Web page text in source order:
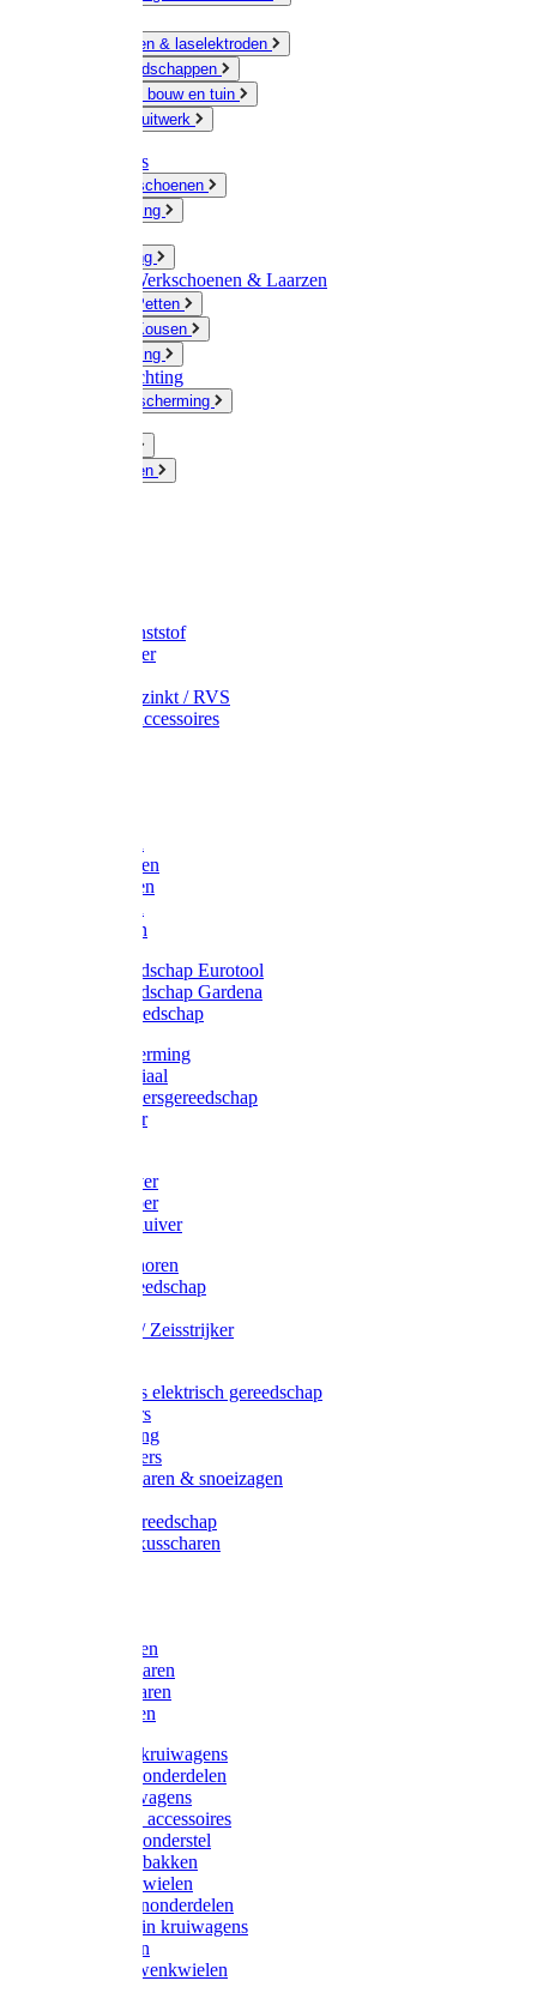
Slijpschijven & laselektroden
Handgereedschappen
IJzerwaren bouw en tuin
Hang en sluitwerk
Disposables
Werkhandschoenen
Regenkleding
Werkkleding
Wandel-/ Werkschoenen & Laarzen
Hoeden / Petten
Sokken / Kousen
Winterkleding
Winkelinrichting
Gelaatsbescherming
Knaagdieren
Emmer kunststof
Schepemmer
Emmer verzinkt / RVS
Regenton accessoires
Gazonharken
Asfaltharken
Hooiharken
Handgereedschap Eurotool
Handgereedschap Gardena
Kindergereedschap
Kniebescherming
Afzetmateriaal
Stratenmakersgereedschap
Straathamer
Mestschuiver
Mestschraper
Sneeuwschuiver
Zeis toebehoren
Baggergereedschap
Wetstenen / Zeisstrijker
Accessoires elektrisch gereedschap
Grasmaaiers
Tuinreiniging
Robotmaaiers
Heggenscharen & snoeizagen
Klussen gereedschap
Gras & buxusscharen
Snoeischaren
Heggenscharen
Takkenscharen
Snoeimessen
Landbouwkruiwagens
Kruiwagenonderdelen
Bouwkruiwagens
Kruiwagen accessoires
Kruiwagenonderstel
Kruiwagenbakken
Kruiwagenwielen
Steekwagenonderdelen
Huis en Tuin kruiwagens
Steekwagen
Bok- en Zwenkwielen